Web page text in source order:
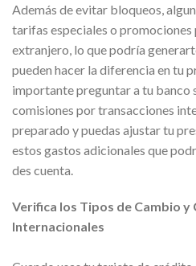
Además de evitar bloqueos,
tarifas especiales o promociones
extranjero, lo que podría
pueden hacer la diferencia en tu
importante preguntar a tu banco
comisiones por transacciones
preparado y puedas ajustar tu
estos gastos adicionales que
des cuenta.
Verifica los Tipos de Cambio y
Internacionales